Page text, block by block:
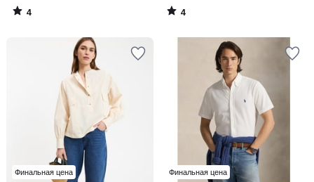
4
/
4
/
Финальная цена Финальная цена